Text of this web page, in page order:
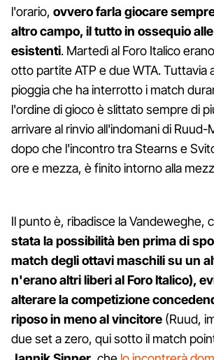
l'orario, ovvero farla giocare
altro campo, il tutto in ossequio
esistenti. Martedì al Foro Italico
otto partite ATP e due WTA. Tuttavia
pioggia che ha interrotto i match
l'ordine di gioco è slittato sempre di
arrivare al rinvio all'indomani di Ruud-
dopo che l'incontro tra Stearns e
ore e mezza, è finito intorno alla
Il punto è, ribadisce la Vandeweghe,
stata la possibilità ben prima di
match degli ottavi maschili su un
n'erano altri liberi al Foro Italico),
alterare la competizione
riposo in meno al vincitore (Ruud,
due set a zero, qui sotto il match